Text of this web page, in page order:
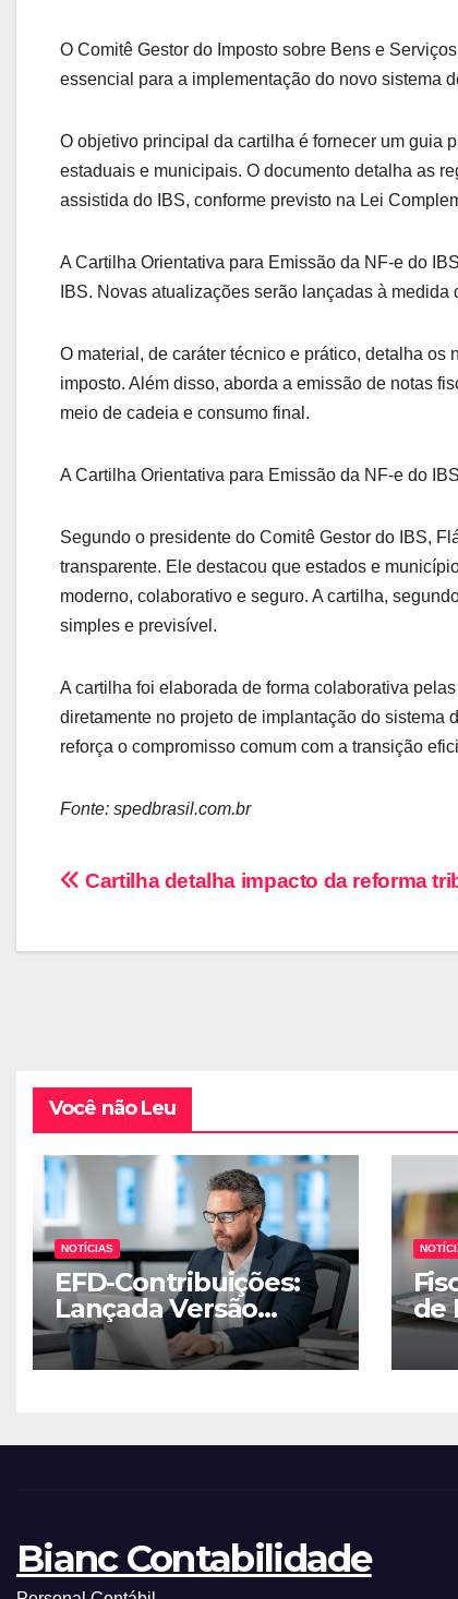
O Comitê Gestor do Imposto sobre Bens e
essencial para a implementação do novo sistema
O objetivo principal da cartilha é fornecer um guia
estaduais e municipais. O documento detalha as
assistida do IBS, conforme previsto na Lei
A Cartilha Orientativa para Emissão da NF-e do
IBS. Novas atualizações serão lançadas à
O material, de caráter técnico e prático, detalha
imposto. Além disso, aborda a emissão de notas
meio de cadeia e consumo final.
A Cartilha Orientativa para Emissão da NF-e do
Segundo o presidente do Comitê Gestor do IBS,
transparente. Ele destacou que estados e
moderno, colaborativo e seguro. A cartilha,
simples e previsível.
A cartilha foi elaborada de forma colaborativa
diretamente no projeto de implantação do sistema
reforça o compromisso comum com a transição
Fonte: spedbrasil.com.br
Navegação
Cartilha detalha impacto da reforma
Você não Leu
NOTÍCIAS
EFD-Contribuições:
Lançada Versão
corretiva 6.1.1 do
Programa Gerador de
de
Bianc Contabilidade